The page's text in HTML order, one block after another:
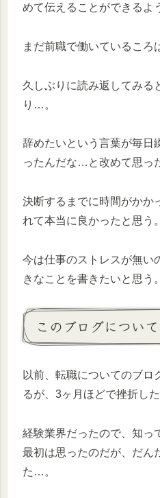
めて伝えることができるよ
まだ前職で働いているころ
久しぶりに読み返してみる
り…。
辞めたいという言葉が毎日
ったんだな…と改めて思っ
決断するまでに時間がかか
れて本当に良かったと思う。
今は仕事のストレスが無い
きなことを書きたいと思う。
このブログについて
以前、転職についてのブロ
るが、3ヶ月ほどで挫折した
経験業界だったので、知っ
最初は思ったのだが、だん
た…。